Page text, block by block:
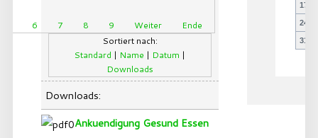
6 7 8 9 Weiter
Ende
Sortiert nach:
Standard | Name | Datum |
Downloads
Downloads:
Ankuendigung Gesund Essen
17
24
31